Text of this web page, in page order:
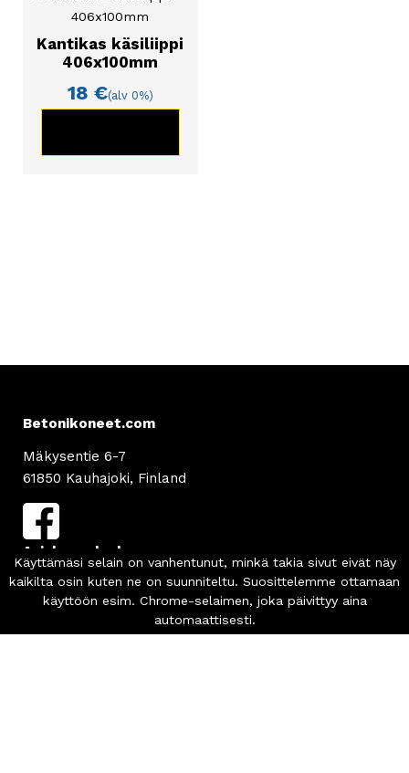
Kantikas käsiliippi
406x100mm
18 €(alv 0%)
Betonikoneet.com
Mäkysentie 6-7
61850 Kauhajoki, Finland
Asiakaspalvelu
info@betonikoneet.com
+358 500 564 649